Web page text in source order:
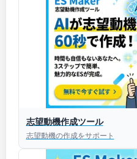
してほしい！
志望動機作成ツール
志望動機の作成をサポート